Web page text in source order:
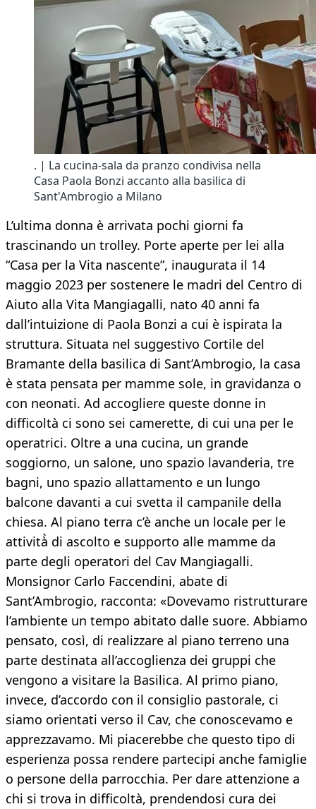
. | La cucina-sala da pranzo condivisa nella
Casa Paola Bonzi accanto alla basilica di
Sant'Ambrogio a Milano
L’ultima donna è arrivata pochi giorni fa
trascinando un trolley. Porte aperte per lei alla
“Casa per la Vita nascente”, inaugurata il 14
maggio 2023 per sostenere le madri del Centro di
Aiuto alla Vita Mangiagalli, nato 40 anni fa
dall’intuizione di Paola Bonzi a cui è ispirata la
struttura. Situata nel suggestivo Cortile del
Bramante della basilica di Sant’Ambrogio, la casa
è stata pensata per mamme sole, in gravidanza o
con neonati. Ad accogliere queste donne in
difficoltà ci sono sei camerette, di cui una per le
operatrici. Oltre a una cucina, un grande
soggiorno, un salone, uno spazio lavanderia, tre
bagni, uno spazio allattamento e un lungo
balcone davanti a cui svetta il campanile della
chiesa. Al piano terra c’è anche un locale per le
attività̀ di ascolto e supporto alle mamme da
parte degli operatori del Cav Mangiagalli.
Monsignor Carlo Faccendini, abate di
Sant’Ambrogio, racconta: «Dovevamo ristrutturare
l’ambiente un tempo abitato dalle suore. Abbiamo
pensato, così, di realizzare al piano terreno una
parte destinata all’accoglienza dei gruppi che
vengono a visitare la Basilica. Al primo piano,
invece, d’accordo con il consiglio pastorale, ci
siamo orientati verso il Cav, che conoscevamo e
apprezzavamo. Mi piacerebbe che questo tipo di
esperienza possa rendere partecipi anche famiglie
o persone della parrocchia. Per dare attenzione a
chi si trova in difficoltà, prendendosi cura dei